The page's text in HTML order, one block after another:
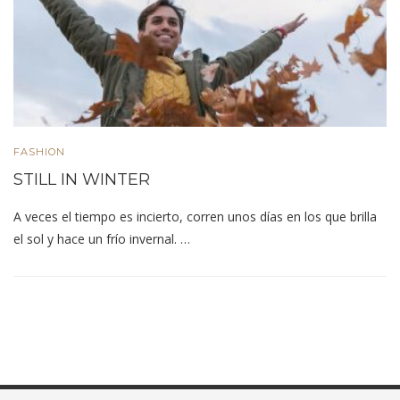
FASHION
STILL IN WINTER
A veces el tiempo es incierto, corren unos días en los que brilla
el sol y hace un frío invernal. …